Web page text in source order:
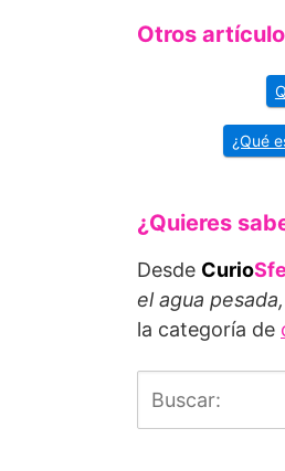
Otros
¿Qué
¿Quieres
Desde Curio
el agua pesada,
la categoría de